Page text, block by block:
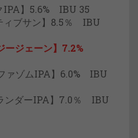
IPA】5.6% IBU 35
ィブサン】8.5％ IBU
ージェーン】7.2%
ァゾムIPA】6.0% IBU
ンダーIPA】7.0％ IBU